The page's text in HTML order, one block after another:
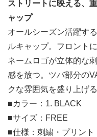
ストリートに映える、
ャップ
オールシーズン活躍す
ルキャップ。フロント
ネームロゴが立体的な
感を放つ。ツバ部分の
クな雰囲気を盛り上げ
■カラー：1. BLACK
■サイズ：FREE
■仕様：刺繍・プリント